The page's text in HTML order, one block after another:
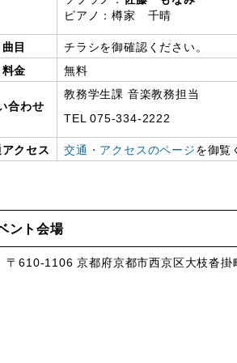
ピアノ：樽家 千晴
曲目
チラシを御確認ください。
料金
無料
合わせ
教務学生課 音楽教務担当
TEL 075-334-2222
クセス 交通・アクセスのページ を御覧
ント会場
〒610-1106 京都府京都市西京区大枝沓掛